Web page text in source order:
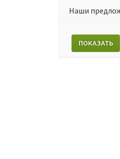
Наши
ПОКАЗАТЬ